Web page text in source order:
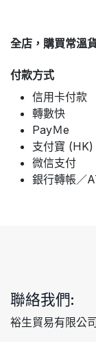
全店，購買常溫
付款方式
信用卡付款
轉數快
PayＭe
支付寶 (HK)
微信支付
銀行轉帳／
聯絡我們:
裕生貿易有限公司